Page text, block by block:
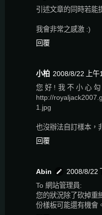
引述文章的同時若能
我會非常之感激 :)
回覆
小柏 2008/8/22 上午
您好!我不小心
http://
1.jpg
也沒辦法自訂樣本，
回覆
Abin
2008/8/22
To 網站管理員:
您的狀況除了砍掉重
份樣板可能還有機會